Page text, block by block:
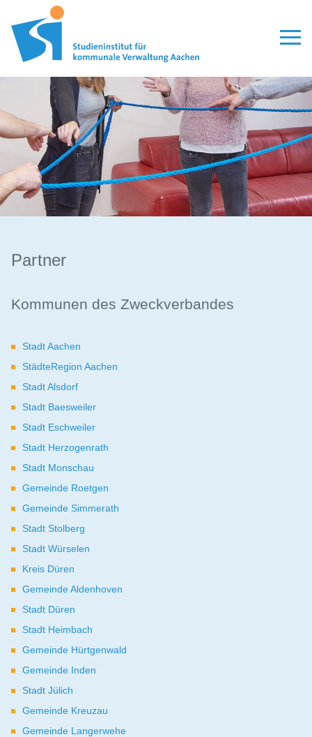
Partner
Kommunen des Zweckverbandes
Stadt Aachen
StädteRegion Aachen
Stadt Alsdorf
Stadt Baesweiler
Stadt Eschweiler
Stadt Herzogenrath
Stadt Monschau
Gemeinde Roetgen
Gemeinde Simmerath
Stadt Stolberg
Stadt Würselen
Kreis Düren
Gemeinde Aldenhoven
Stadt Düren
Stadt Heimbach
Gemeinde Hürtgenwald
Gemeinde Inden
Stadt Jülich
Gemeinde Kreuzau
Gemeinde Langerwehe